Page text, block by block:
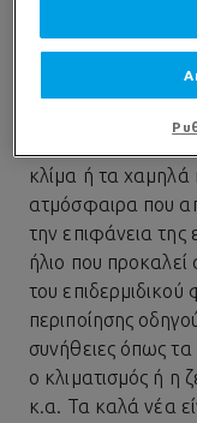
επιδερμίδα εκτός
κληρονομικότητα
παραγωγή
του
κλίμα ή τα χαμηλά
ατμόσφαιρα που
την επιφάνεια της
ήλιο που
του
περιποίησης
συνήθειες όπως
ο κλιματισμός ή η
κ.α. Τα καλά νέα